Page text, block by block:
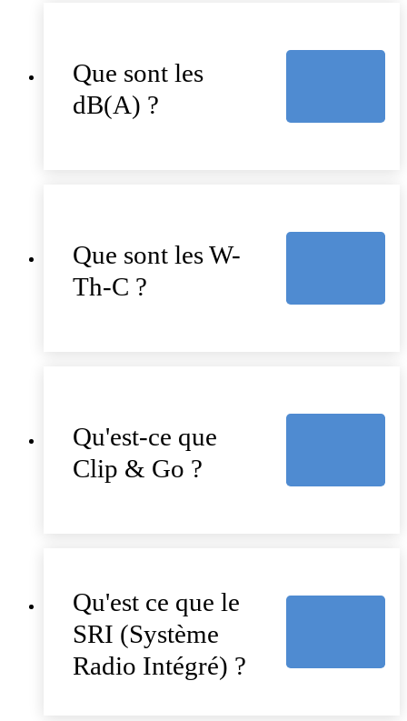
Que sont les
dB(A) ?
Que sont les W-
Th-C ?
Qu'est-ce que
Clip & Go ?
Qu'est ce que le
SRI (Système
Radio Intégré) ?